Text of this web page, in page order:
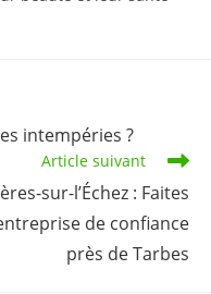
intempéries ?
Article suivant
sur-l’Échez : Faites
de confiance
près de Tarbes